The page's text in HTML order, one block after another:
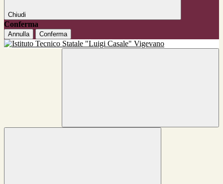
Chiudi
Conferma
Annulla Conferma